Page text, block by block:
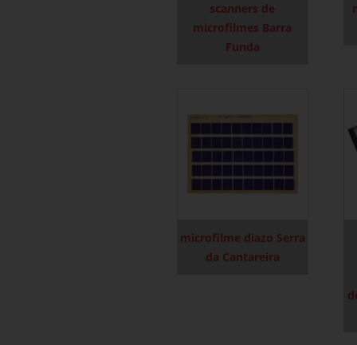
scanners de
microfilmes Barra
Funda
microfilme diazo Serra
da Cantareira